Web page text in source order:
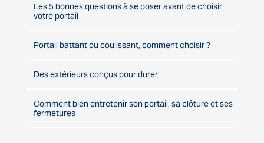
Les 5 bonnes questions à se poser avant de choisir
votre portail
Portail battant ou coulissant, comment choisir ?
Des extérieurs conçus pour durer
Comment bien entretenir son portail, sa clôture et ses
fermetures